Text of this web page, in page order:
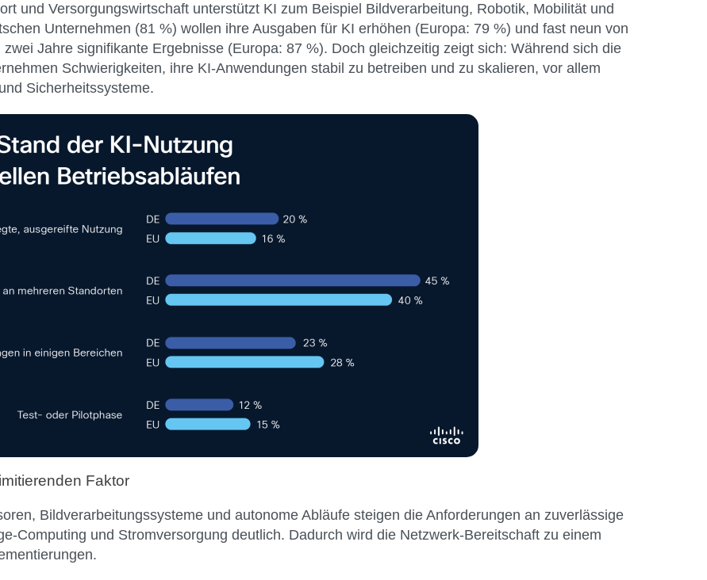
und Versorgungswirtschaft unterstützt KI zum Beispiel Bildverarbeitung, Robotik, Mobilität und
Unternehmen (81 %) wollen ihre Ausgaben für KI erhöhen (Europa: 79 %) und fast neun von
Jahre signifikante Ergebnisse (Europa: 87 %). Doch gleichzeitig zeigt sich: Während sich die
Schwierigkeiten, ihre KI-Anwendungen stabil zu betreiben und zu skalieren, vor allem
Sicherheitssysteme.
Faktor
Bildverarbeitungssysteme und autonome Abläufe steigen die Anforderungen an zuverlässige
Computing und Stromversorgung deutlich. Dadurch wird die Netzwerk-Bereitschaft zu einem